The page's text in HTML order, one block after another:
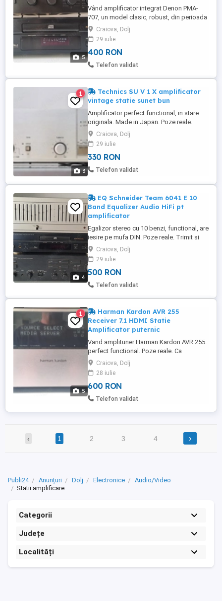
5
Vând amplificator integrat Denon PMA-
707, un model clasic, robust, din perioada
de aur a Hi-Fi-ului japonez ("Real time
audio technology"). Aparatul este perfect
funcțional. Estetic prezintă câteva urme
normale de trecere a timpului pe muchiile
carcasei (evidențiate în fotografii), însă
Craiova, Dolj
29 iulie
400 RON
Telefon validat
3
1
Technics SU V 1 X amplificator
vintage statie sunet bun
Amplificator perfect functional, in stare
originala. Made in Japan. Poze reale.
Amplificator competent cu sunet bine
echilibrat, detaliat și plăcut de ascultat.
Scena sonoră, fiabilitate... - un
amplificator de zi cu zi fara sa necesite
interventii după aproape 40 de ani! Putere
Craiova, Dolj
29 iulie
330 RON
Telefon validat
4
EQ Schneider Team 6041 E 10
Band Equalizer Audio HiFi pt
amplificator
Egalizor stereo cu 10 benzi, functional, are
iesire pe mufa DIN. Poze reale. Trimit si
prin curier cu verificare colet, prin
"Cumpara cu livrare". Pretul: 500 lei.
Craiova, Dolj
29 iulie
500 RON
Telefon validat
5
1
Harman Kardon AVR 255
Receiver 7.1 HDMI Statie
Amplificator puternic
Vand amplituner Harman Kardon AVR 255.
perfect functional. Poze reale. Ca
"personalitate", e un aparat greu, facut cu
simt de raspundere (consuma 390w din
retea), are rezerva serioasa de putere. Pe
filme e spectacol, decodeaza formatele
noi gen dolby true hd si dts-hd master
Craiova, Dolj
28 iulie
600 RON
Telefon validat
‹ 1 2 3 4 ›
Publi24 Anunțuri Dolj Electronice
Audio/Video
Statii amplificare
Categorii
Județe
Localități